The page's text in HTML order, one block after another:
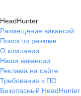
HeadHunter
Размещение вакансий
Поиск по резюме
О компании
Наши вакансии
Реклама на сайте
Требования к ПО
Безопасный HeadHunter